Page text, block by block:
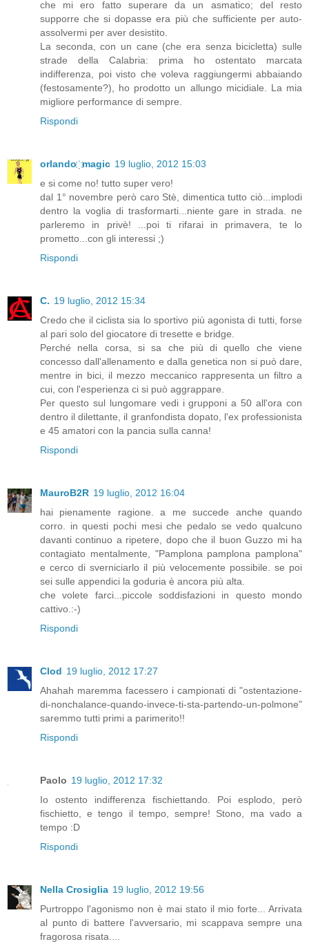
che mi ero fatto superare da un asmatico; del resto
supporre che si dopasse era più che sufficiente per auto-
assolvermi per aver desistito.
La seconda, con un cane (che era senza bicicletta) sulle
strade della Calabria: prima ho ostentato marcata
indifferenza, poi visto che voleva raggiungermi abbaiando
(festosamente?), ho prodotto un allungo micidiale. La mia
migliore performance di sempre.
Rispondi
orlando ҉ magic 19 luglio, 2012 15:03
e si come no! tutto super vero!
dal 1° novembre però caro Stè, dimentica tutto ciò...implodi
dentro la voglia di trasformarti...niente gare in strada. ne
parleremo in privè! ...poi ti rifarai in primavera, te lo
prometto...con gli interessi ;)
Rispondi
C. 19 luglio, 2012 15:34
Credo che il ciclista sia lo sportivo più agonista di tutti, forse
al pari solo del giocatore di tresette e bridge.
Perché nella corsa, si sa che più di quello che viene
concesso dall'allenamento e dalla genetica non si può dare,
mentre in bici, il mezzo meccanico rappresenta un filtro a
cui, con l'esperienza ci si può aggrappare.
Per questo sul lungomare vedi i grupponi a 50 all'ora con
dentro il dilettante, il granfondista dopato, l'ex professionista
e 45 amatori con la pancia sulla canna!
Rispondi
MauroB2R 19 luglio, 2012 16:04
hai pienamente ragione. a me succede anche quando
corro. in questi pochi mesi che pedalo se vedo qualcuno
davanti continuo a ripetere, dopo che il buon Guzzo mi ha
contagiato mentalmente, "Pamplona pamplona pamplona"
e cerco di sverniciarlo il più velocemente possibile. se poi
sei sulle appendici la goduria è ancora più alta.
che volete farci...piccole soddisfazioni in questo mondo
cattivo.:-)
Rispondi
Clod 19 luglio, 2012 17:27
Ahahah maremma facessero i campionati di "ostentazione-
di-nonchalance-quando-invece-ti-sta-partendo-un-polmone"
saremmo tutti primi a parimerito!!
Rispondi
Paolo 19 luglio, 2012 17:32
Io ostento indifferenza fischiettando. Poi esplodo, però
fischietto, e tengo il tempo, sempre! Stono, ma vado a
tempo :D
Rispondi
Nella Crosiglia 19 luglio, 2012 19:56
Purtroppo l'agonismo non è mai stato il mio forte... Arrivata
al punto di battere l'avversario, mi scappava sempre una
fragorosa risata....